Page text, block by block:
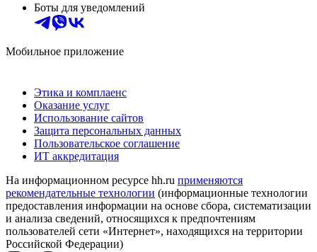
Боты для уведомлений
Мобильное приложение
Этика и комплаенс
Оказание услуг
Использование сайтов
Защита персональных данных
Пользовательское соглашение
ИТ аккредитация
На информационном ресурсе hh.ru применяются
рекомендательные технологии (информационные технологии
предоставления информации на основе сбора, систематизации
и анализа сведений, относящихся к предпочтениям
пользователей сети «Интернет», находящихся на территории
Российской Федерации)